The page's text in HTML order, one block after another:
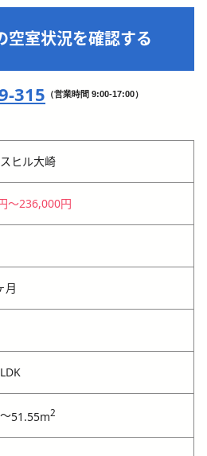
空室状況を確認する
315 （営業時間 9:00-17:00）
ヒル大崎
〜236,000円
月
～51.55m2